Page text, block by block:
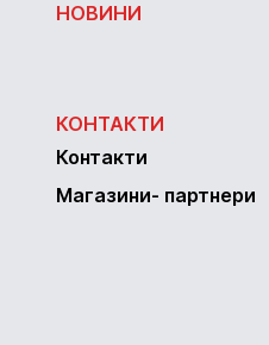
НОВИНИ
КОНТАКТИ
Контакти
Магазини- партнери